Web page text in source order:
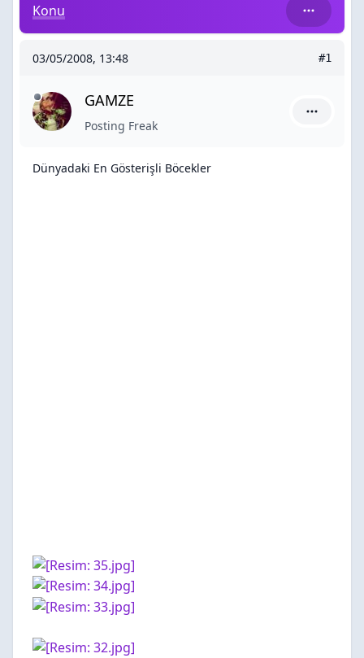
Dünyadaki En Gösterişli Böcekler
Konu
03/05/2008, 13:48 #1
GAMZE
Posting Freak
Dünyadaki En Gösterişli Böcekler